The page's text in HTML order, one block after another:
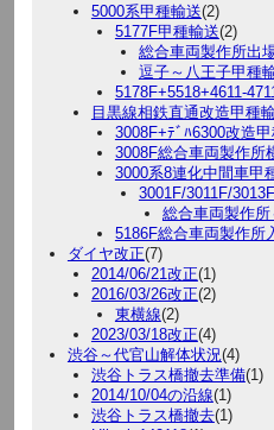
5000系甲種輸送(2)
5177F甲種輸送(2)
総合車両製作所出
逗子～八王子甲種
5178F+5518+4611-
目黒線相鉄直通改造甲種
3008F+ﾃﾞﾊ6300改造
3008F総合車両製作所
3000系8連化中間車甲
3001F/3011F/
総合車両製作所
5186F総合車両製作所
ダイヤ改正(7)
2014/06/21改正(1)
2016/03/26改正(2)
東横線(2)
2023/03/18改正(4)
渋谷～代官山解体状況(4)
渋谷トラス橋撤去準備(1)
2014/10/04の沿線(1)
渋谷トラス橋撤去(1)